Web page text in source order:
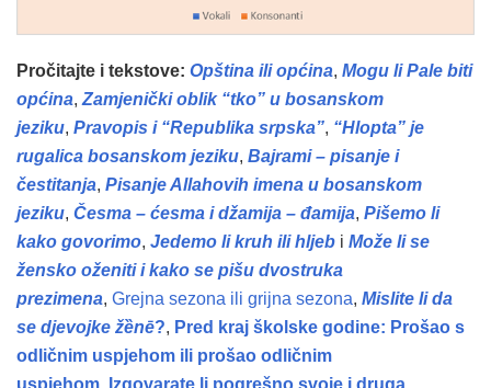
Pročitajte i tekstove: Opština ili općina, Mogu li Pale biti
općina, Zamjenički oblik “tko” u bosanskom
jeziku, Pravopis i “Republika srpska”, “Hlopta” je
rugalica bosanskom jeziku, Bajrami – pisanje i
čestitanja, Pisanje Allahovih imena u bosanskom
jeziku, Česma – ćesma i džamija – đamija, Pišemo li
kako govorimo, Jedemo li kruh ili hljeb i Može li se
žensko oženiti i kako se pišu dvostruka
prezimena, Grejna sezona ili grijna sezona, Mislite li da
se djevojke žȅnē?, Pred kraj školske godine: Prošao s
odličnim uspjehom ili prošao odličnim
uspjehom
Izgovarate li pogrešno svoje i druga